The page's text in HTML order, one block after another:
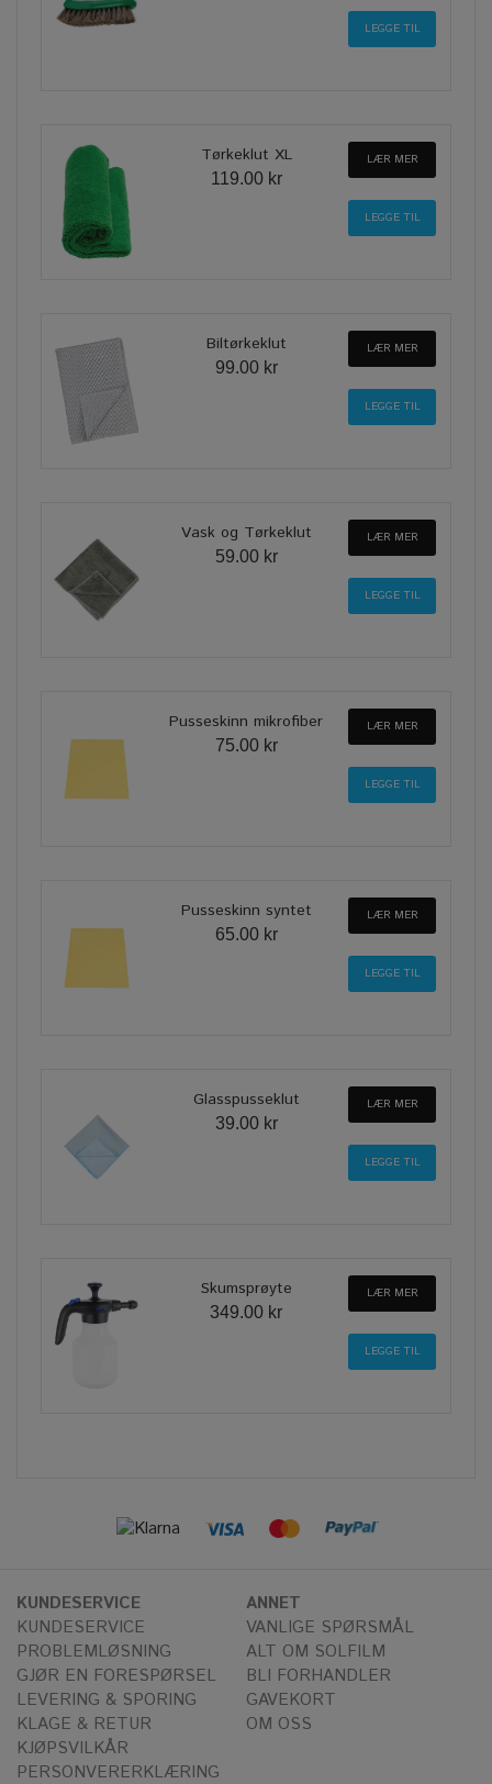
Tørkeklut XL
119.00 kr
LÆR MER
Biltørkeklut
99.00 kr
LÆR MER
Vask og Tørkeklut
59.00 kr
LÆR MER
Pusseskinn mikrofiber
75.00 kr
LÆR MER
Pusseskinn syntet
65.00 kr
LÆR MER
Glasspusseklut
39.00 kr
LÆR MER
Skumsprøyte
349.00 kr
LÆR MER
KUNDESERVICE
KUNDESERVICE
PROBLEMLØSNING
GJØR EN FORESPØRSEL
LEVERING & SPORING
KLAGE & RETUR
KJØPSVILKÅR
PERSONVERERKLÆRING
ANNET
VANLIGE SPØRSMÅL
ALT OM SOLFILM
BLI FORHANDLER
GAVEKORT
OM OSS